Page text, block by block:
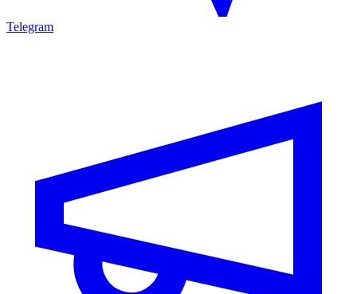
Telegram